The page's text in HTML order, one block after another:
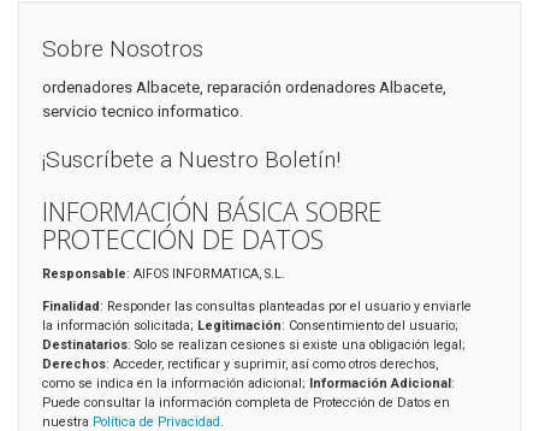
Sobre Nosotros
ordenadores Albacete, reparación ordenadores Albacete,
servicio tecnico informatico.
¡Suscríbete a Nuestro Boletín!
INFORMACIÓN BÁSICA SOBRE
PROTECCIÓN DE DATOS
Responsable: AIFOS INFORMATICA, S.L.
Finalidad: Responder las consultas planteadas por el usuario y enviarle
la información solicitada; Legitimación: Consentimiento del usuario;
Destinatarios: Solo se realizan cesiones si existe una obligación legal;
Derechos: Acceder, rectificar y suprimir, así como otros derechos,
como se indica en la información adicional; Información Adicional:
Puede consultar la información completa de Protección de Datos en
nuestra Política de Privacidad.